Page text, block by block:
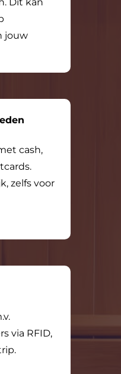
jouw
cash,
zelfs voor
via RFID,